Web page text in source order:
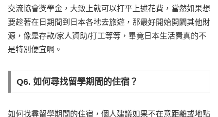
交流協會獎學金，大致上就可以打平上述花費，當然如果想
要趁著在日期間到日本各地去旅遊，那最好開始開闢其他財
源，像是存款/家人資助/打工等等，畢竟日本生活費真的不
是特別便宜啊。
Q6. 如何尋找留學期間的住宿？
如何找尋留學期間的住宿，個人建議如果不在意距離或地點